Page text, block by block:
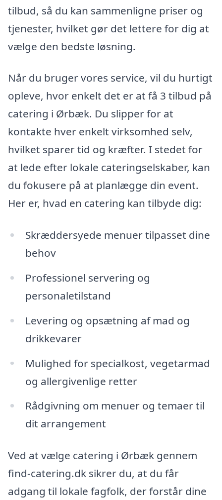
tilbud, så du kan sammenligne priser og
tjenester, hvilket gør det lettere for dig at
vælge den bedste løsning.
Når du bruger vores service, vil du hurtigt
opleve, hvor enkelt det er at få 3 tilbud på
catering i Ørbæk. Du slipper for at
kontakte hver enkelt virksomhed selv,
hvilket sparer tid og kræfter. I stedet for
at lede efter lokale cateringselskaber, kan
du fokusere på at planlægge din event.
Her er, hvad en catering kan tilbyde dig:
Skræddersyede menuer tilpasset dine
behov
Professionel servering og
personaletilstand
Levering og opsætning af mad og
drikkevarer
Mulighed for specialkost, vegetarmad
og allergivenlige retter
Rådgivning om menuer og temaer til
dit arrangement
Ved at vælge catering i Ørbæk gennem
find-catering.dk sikrer du, at du får
adgang til lokale fagfolk, der forstår dine